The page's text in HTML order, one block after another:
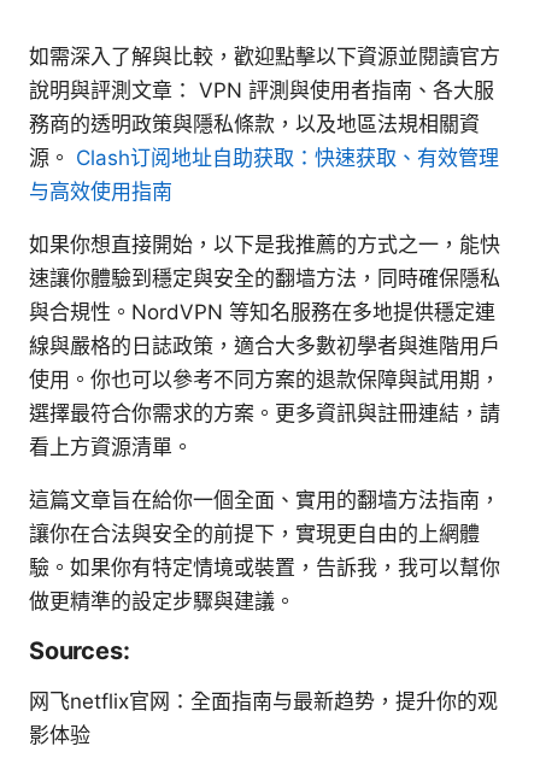
如需深入了解與比較，歡迎點擊以下資源並閱讀官方
說明與評測文章： VPN 評測與使用者指南、各大服
務商的透明政策與隱私條款，以及地區法規相關資
源。 Clash订阅地址自助获取：快速获取、有效管理
与高效使用指南
如果你想直接開始，以下是我推薦的方式之一，能快
速讓你體驗到穩定與安全的翻墙方法，同時確保隱私
與合規性。NordVPN 等知名服務在多地提供穩定連
線與嚴格的日誌政策，適合大多數初學者與進階用戶
使用。你也可以參考不同方案的退款保障與試用期，
選擇最符合你需求的方案。更多資訊與註冊連結，請
看上方資源清單。
這篇文章旨在給你一個全面、實用的翻墙方法指南，
讓你在合法與安全的前提下，實現更自由的上網體
驗。如果你有特定情境或裝置，告訴我，我可以幫你
做更精準的設定步驟與建議。
Sources:
网飞netflix官网：全面指南与最新趋势，提升你的观
影体验